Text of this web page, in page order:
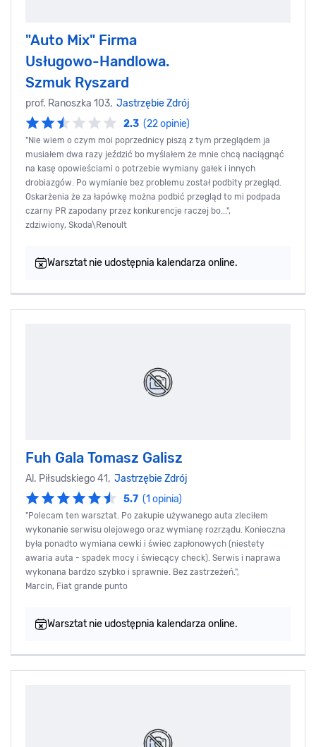
"Auto Mix" Firma
Usługowo-Handlowa.
Szmuk Ryszard
prof. Ranoszka 103, Jastrzębie Zdrój
2.3 (22 opinie)
"Nie wiem o czym moi poprzednicy piszą z tym przeglądem ja
musiałem dwa razy jeździć bo myślałem że mnie chcą naciągnąć
na kasę opowieściami o potrzebie wymiany gałek i innych
drobiazgów. Po wymianie bez problemu został podbity przegląd.
Oskarżenia że za łapówkę można podbić przegląd to mi podpada
czarny PR zapodany przez konkurencje raczej bo...",
zdziwiony, Skoda\Renoult
Warsztat nie udostępnia kalendarza online.
Fuh Gala Tomasz Galisz
Al. Piłsudskiego 41, Jastrzębie Zdrój
5.7 (1 opinia)
"Polecam ten warsztat. Po zakupie używanego auta zleciłem
wykonanie serwisu olejowego oraz wymianę rozrządu. Konieczna
była ponadto wymiana cewki i świec zapłonowych (niestety
awaria auta - spadek mocy i świecący check). Serwis i naprawa
wykonana bardzo szybko i sprawnie. Bez zastrzeżeń.",
Marcin, Fiat grande punto
Warsztat nie udostępnia kalendarza online.